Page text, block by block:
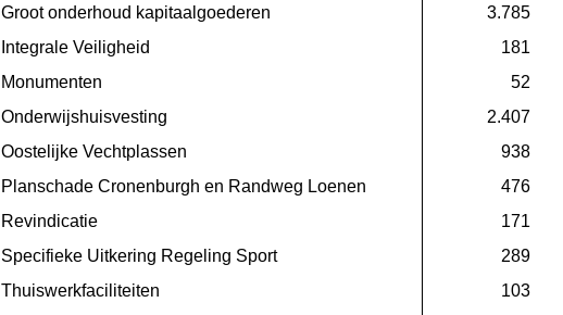
Groot onderhoud kapitaalgoederen
3.785
Integrale Veiligheid
181
Monumenten
52
Onderwijshuisvesting
2.407
Oostelijke Vechtplassen
938
Planschade Cronenburgh en Randweg Loenen
476
Revindicatie
171
Specifieke Uitkering Regeling Sport
289
Thuiswerkfaciliteiten
103